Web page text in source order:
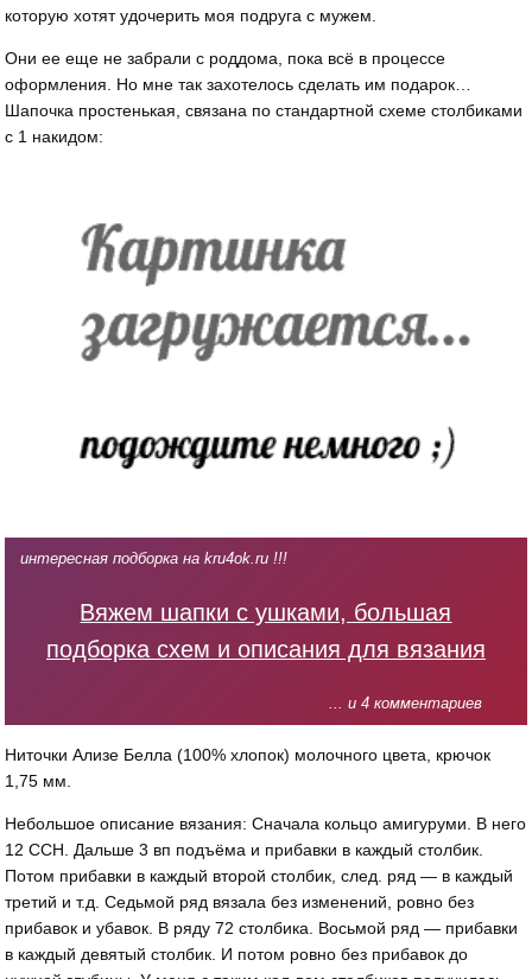
которую хотят удочерить моя подруга с мужем.
Они ее еще не забрали с роддома, пока всё в процессе
оформления. Но мне так захотелось сделать им подарок…
Шапочка простенькая, связана по стандартной схеме столбиками
с 1 накидом:
интересная подборка на kru4ok.ru !!!
Вяжем шапки с ушками, большая
подборка схем и описания для вязания
... и 4 комментариев
Ниточки Ализе Белла (100% хлопок) молочного цвета, крючок
1,75 мм.
Небольшое описание вязания: Сначала кольцо амигуруми. В него
12 ССН. Дальше 3 вп подъёма и прибавки в каждый столбик.
Потом прибавки в каждый второй столбик, след. ряд — в каждый
третий и т.д. Седьмой ряд вязала без изменений, ровно без
прибавок и убавок. В ряду 72 столбика. Восьмой ряд — прибавки
в каждый девятый столбик. И потом ровно без прибавок до